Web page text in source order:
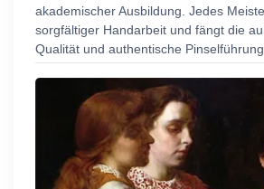
akademischer Ausbildung. Jedes
sorgfältiger Handarbeit und fängt die
Qualität und authentische